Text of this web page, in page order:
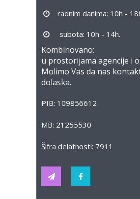
radnim danima: 10h -
subota: 10h - 14h.
Kombinovano:
u prostorijama agencije i
Molimo Vas da nas
dolaska.
PIB: 109856612
MB: 21255530
Šifra delatnosti: 7911